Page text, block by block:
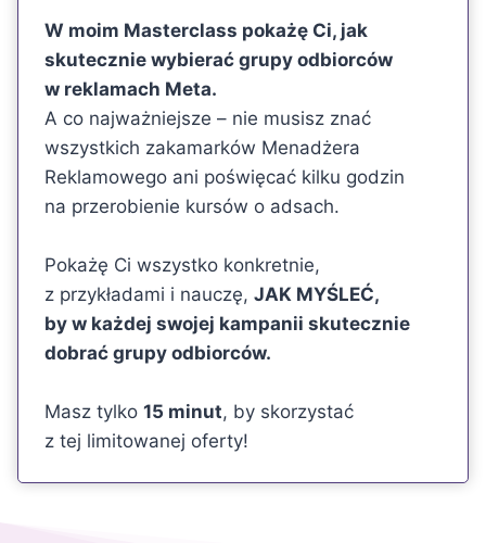
W moim Masterclass pokażę Ci, jak
skutecznie wybierać grupy odbiorców
w reklamach Meta.
A co najważniejsze – nie musisz znać
wszystkich zakamarków Menadżera
Reklamowego ani poświęcać kilku godzin
na przerobienie kursów o adsach.
Pokażę Ci wszystko konkretnie,
z przykładami i nauczę, JAK MYŚLEĆ,
by w każdej swojej kampanii skutecznie
dobrać grupy odbiorców.
Masz tylko 15 minut, by skorzystać
z tej limitowanej oferty!